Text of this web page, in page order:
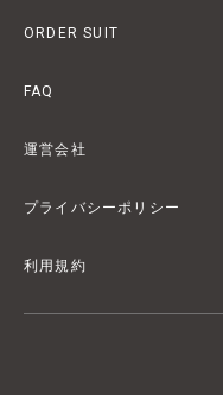
ORDER SUIT
FAQ
運営会社
プライバシーポリシー
利用規約